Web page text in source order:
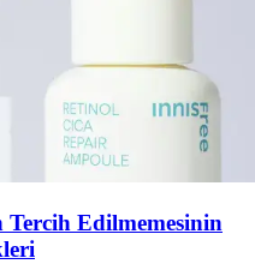
Tercih Edilmemesinin